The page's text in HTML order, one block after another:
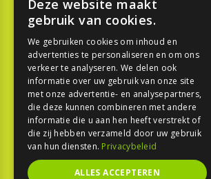
KOOPGIDS
TESTEN
SPORT
REPORTAGE
TOUREN
NIEUWSBRIEF
Deze website maakt
gebruik van cookies.
We gebruiken cookies om inhoud en
advertenties te personaliseren en om ons
verkeer te analyseren. We delen ook
informatie over uw gebruik van onze site
met onze advertentie- en analysepartners,
die deze kunnen combineren met andere
informatie die u aan hen heeft verstrekt of
die zij hebben verzameld door uw gebruik
van hun diensten. Privacybeleid
ALLES ACCEPTEREN